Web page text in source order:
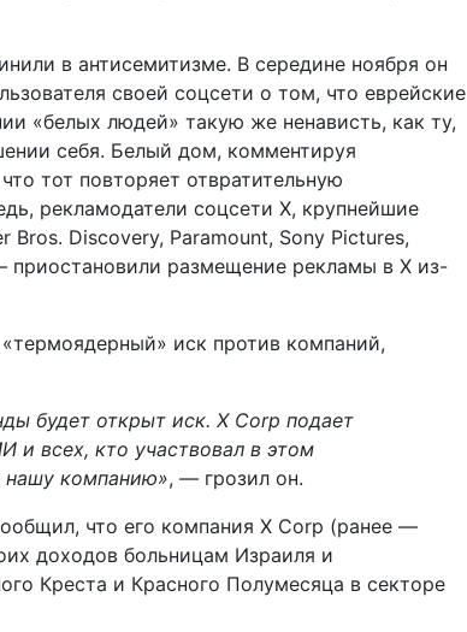
в антисемитизме. В середине ноября он
своей соцсети о том, что еврейские
«белых людей» такую же ненависть, как ту,
себя. Белый дом, комментируя
тот повторяет отвратительную
рекламодатели соцсети X, крупнейшие
Bros. Discovery, Paramount, Sony Pictures,
приостановили размещение рекламы в Х из-
иск против компаний,
будет открыт иск. X Corp подает
и всех, кто участвовал в этом
нашу компанию», — грозил он.
что его компания X Corp (ранее —
доходов больницам Израиля и
Креста и Красного Полумесяца в секторе